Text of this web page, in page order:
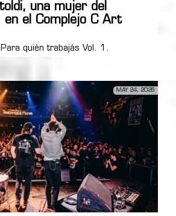
una mujer del
en el Complejo C Art
quién trabajás Vol. 1.
MAY 24, 2026